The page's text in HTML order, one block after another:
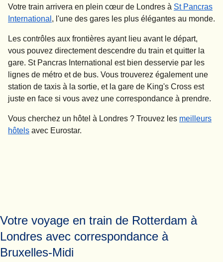
Votre train arrivera en plein cœur de Londres à St Pancras
International , l'une des gares les plus élégantes au monde.
Les contrôles aux frontières ayant lieu avant le départ,
vous pouvez directement descendre du train et quitter la
gare. St Pancras International est bien desservie par les
lignes de métro et de bus. Vous trouverez également une
station de taxis à la sortie, et la gare de King's Cross est
juste en face si vous avez une correspondance à prendre.
Vous cherchez un hôtel à Londres ? Trouvez les meilleurs
hôtels avec Eurostar.
Votre voyage en train de Rotterdam à
Londres avec correspondance à
Bruxelles-Midi